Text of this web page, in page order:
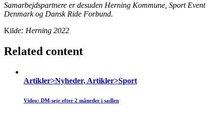
Samarbejdspartnere er desuden Herning Kommune, Sport Event
Denmark og Dansk Ride Forbund.
Kilde: Herning 2022
Related content
Artikler>Nyheder, Artikler>Sport
Video: DM-sejr efter 2 måneder i sadlen